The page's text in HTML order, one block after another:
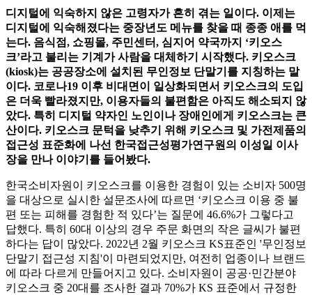
디지털에 익숙하지 않은 고령자가 흔히 겪는 일이다. 이제는
디지털에 익숙해졌다는 중장년도 메뉴를 찾을 때 종종 애를 먹
는다. 음식점, 쇼핑몰, 주민센터, 심지어 약국까지 ‘키오스
크’라고 불리는 기계가 사람을 대체하기 시작했다. 키오스크
(kiosk)는 공공장소에 설치된 무인정보 단말기를 지칭하는 말
이다. 코로나19 이후 비대면이 일상화되면서 키오스크의 도입
은 더욱 빨라졌지만, 이용자들의 불편함은 아직도 해소되지 않
았다. 특히 디지털 약자인 노인이나 장애인에게 키오스크는 큰
산이다. 키오스크 문턱을 낮추기 위해 키오스크 및 가전제품의
접근성 표준화에 나선 한국접근성평가연구원의 이성일 이사
장을 만나 이야기를 들어봤다.
한국소비자원이 키오스크를 이용한 경험이 있는 소비자 500명
을 대상으로 실시한 설문조사에 따르면 ‘키오스크 이용 중 불
편 또는 피해를 경험한 적 있다’는 질문에 46.6%가 그렇다고
답했다. 특히 60대 이상의 경우 주문 화면의 작은 글씨가 불편
하다는 답이 많았다. 2022년 2월 키오스크 KS표준인 '무인정보
단말기 접근성 지침'이 마련되었지만, 여전히 업종이나 브랜드
에 따라 다르게 만들어지고 있다. 소비자원이 공공·민간분야
키오스크 중 20대를 조사한 결과 70%가 KS 표준에서 규정한